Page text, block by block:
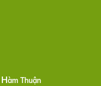
Hàm Thuận